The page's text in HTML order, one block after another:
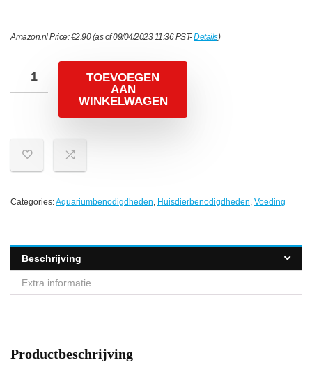
Amazon.nl Price:€2.90(as of 09/04/2023 11:36 PST-Details)
TOEVOEGEN
AAN
WINKELWAGEN
Categories:Aquariumbenodigdheden, Huisdierbenodigdheden, Voeding
Beschrijving
Extra informatie
Productbeschrijving